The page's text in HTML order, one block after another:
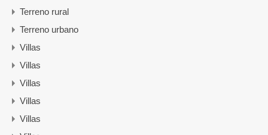
Terreno rural
Terreno urbano
Villas
Villas
Villas
Villas
Villas